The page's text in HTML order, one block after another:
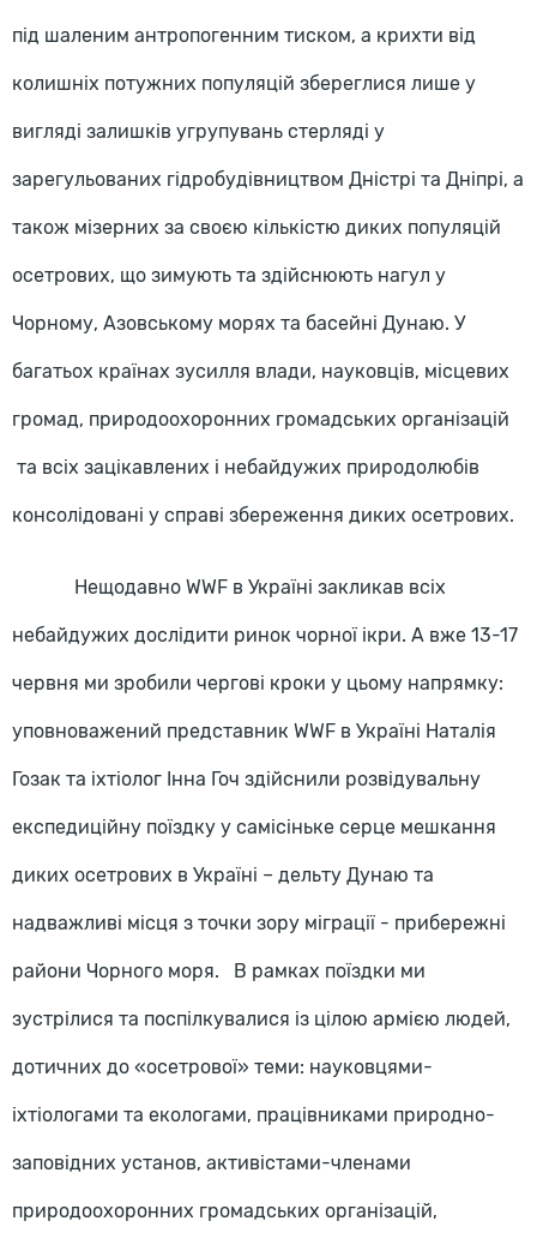
під шаленим антропогенним тиском, а крихти від
колишніх потужних популяцій збереглися лише у
вигляді залишків угрупувань стерляді у
зарегульованих гідробудівництвом Дністрі та Дніпрі, а
також мізерних за своєю кількістю диких популяцій
осетрових, що зимують та здійснюють нагул у
Чорному, Азовському морях та басейні Дунаю. У
багатьох країнах зусилля влади, науковців, місцевих
громад, природоохоронних громадських організацій
та всіх зацікавлених і небайдужих природолюбів
консолідовані у справі збереження диких осетрових.
Нещодавно WWF в Україні закликав всіх
небайдужих дослідити ринок чорної ікри. А вже 13-17
червня ми зробили чергові кроки у цьому напрямку:
уповноважений представник WWF в Україні Наталія
Гозак та іхтіолог Інна Гоч здійснили розвідувальну
експедиційну поїздку у самісіньке серце мешкання
диких осетрових в Україні – дельту Дунаю та
надважливі місця з точки зору міграції - прибережні
райони Чорного моря. В рамках поїздки ми
зустрілися та поспілкувалися із цілою армією людей,
дотичних до «осетрової» теми: науковцями-
іхтіологами та екологами, працівниками природно-
заповідних установ, активістами-членами
природоохоронних громадських організацій,